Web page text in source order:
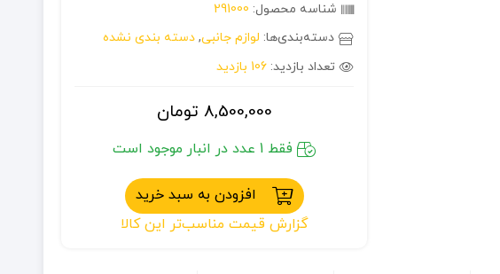
شناسه محصول: 291000
دسته‌بندی‌ها: لوازم جانبی, دسته بندی نشده
تعداد بازدید: 106 بازدید
8,500,000 تومان
فقط 1 عدد در انبار موجود است
افزودن به سبد خرید
گزارش قیمت مناسب‌تر این کالا